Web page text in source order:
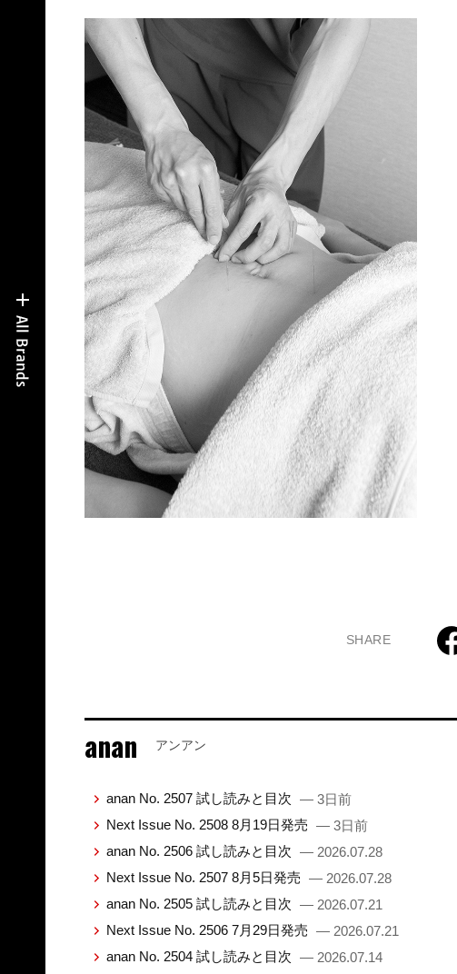
SHARE
anan アンアン
anan No. 2507 試し読みと目次 — 3日前
Next Issue No. 2508 8月19日発売 — 3日前
anan No. 2506 試し読みと目次 — 2026.07.28
Next Issue No. 2507 8月5日発売 — 2026.07.28
anan No. 2505 試し読みと目次 — 2026.07.21
Next Issue No. 2506 7月29日発売 — 2026.07.21
anan No. 2504 試し読みと目次 — 2026.07.14